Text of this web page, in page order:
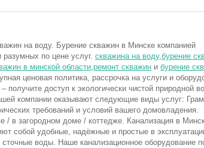
на воду. Бурение скважин в Минске компанией
по цене услуг. скважина на воду,бурение
в минской области,ремонт скважин и бурение
ценовая политика, рассрочка на услуги и
доступ к экологически чистой природной
компании оказывают следующие виды услуг:
требований и условий вашего домовладения.
/ в загородном доме / коттедже. Канализация в
собой удобные, надёжные и простые в
воды. Наше канализационное оборудование